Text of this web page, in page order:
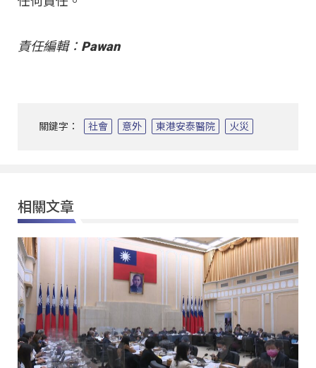
責任編輯：Pawan
關鍵字： 社會 意外 東港安泰醫院 火災
相關文章